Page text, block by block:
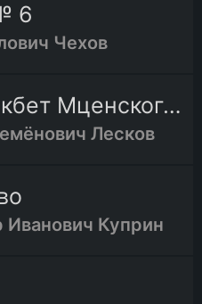
6
Чехов
Леди Макбет Мценского уезда
Лесков
Иванович Куприн